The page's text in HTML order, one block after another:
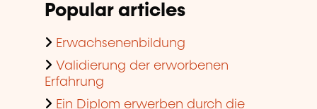
Popular articles
Erwachsenenbildung
Validierung der erworbenen
Erfahrung
Ein Diplom erwerben durch die